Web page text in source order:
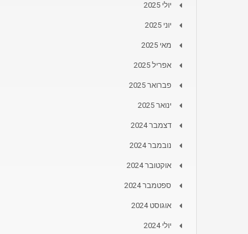
יולי 2025
יוני 2025
מאי 2025
אפריל 2025
פברואר 2025
ינואר 2025
דצמבר 2024
נובמבר 2024
אוקטובר 2024
ספטמבר 2024
אוגוסט 2024
יולי 2024